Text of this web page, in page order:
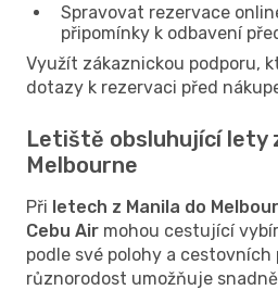
Spravovat rezervace
připomínky k odbavení
Využít zákaznickou podporu,
dotazy k rezervaci před
Letiště obsluhující lety
Melbourne
Při letech z Manila do
Cebu Air mohou cestující
podle své polohy a
různorodost umožňuje